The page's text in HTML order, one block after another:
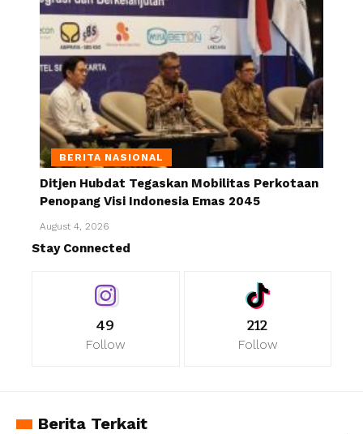
BERITA NASIONAL
Ditjen Hubdat Tegaskan Mobilitas Perkotaan
Penopang Visi Indonesia Emas 2045
August 4, 2026
Stay Connected
49
Follow
212
Follow
Berita Terkait